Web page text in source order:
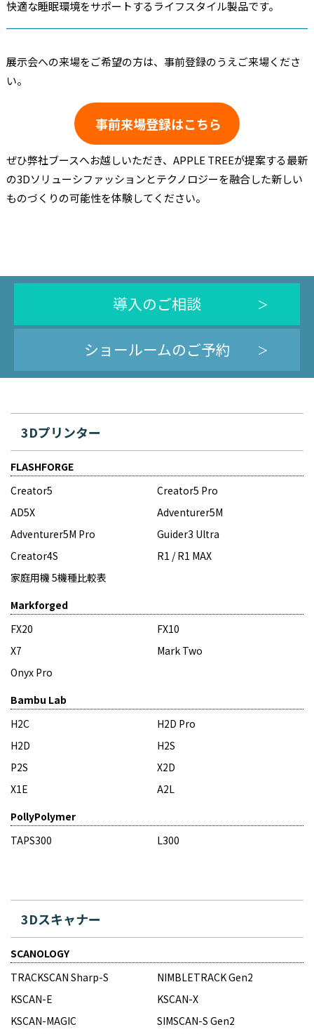
快適な睡眠環境をサポートするライフスタイル製品です。
展示会への来場をご希望の方は、事前登録のうえご来場くださ
い。
事前来場登録はこちら
ぜひ弊社ブースへお越しいただき、APPLE TREEが提案する最新
の3Dソリューシファッションとテクノロジーを融合した新しい
ものづくりの可能性を体験してください。
導入のご相談
ショールームのご予約
3Dプリンター
FLASHFORGE
Creator5
Creator5 Pro
AD5X
Adventurer5M
Adventurer5M Pro
Guider3 Ultra
Creator4S
R1 / R1 MAX
家庭用機 5機種比較表
Markforged
FX20
FX10
X7
Mark Two
Onyx Pro
Bambu Lab
H2C
H2D Pro
H2D
H2S
P2S
X2D
X1E
A2L
PollyPolymer
TAPS300
L300
3Dスキャナー
SCANOLOGY
TRACKSCAN Sharp-S
NIMBLETRACK Gen2
KSCAN-E
KSCAN-X
KSCAN-MAGIC
SIMSCAN-S Gen2